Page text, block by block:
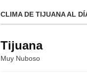
CLIMA DE TIJUANA AL
Tijuana
Muy Nuboso